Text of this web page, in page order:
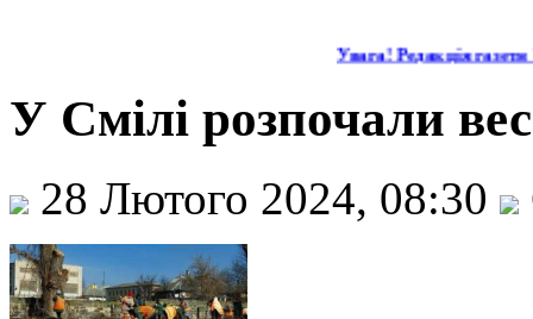
Увага! Редакція газети
У Смілі розпочали
28 Лютого 2024, 08:30